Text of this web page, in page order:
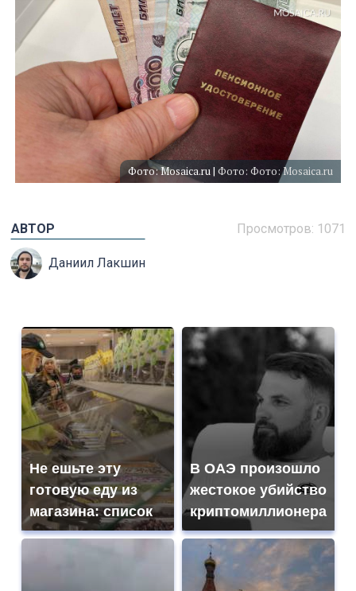
Фото: Mosaica.ru | Фото: Фото: Mosaica.ru
Просмотров: 1071
АВТОР
Даниил Лакшин
Не ешьте эту
готовую еду из
магазина: список
В ОАЭ произошло
жестокое убийство
криптомиллионера